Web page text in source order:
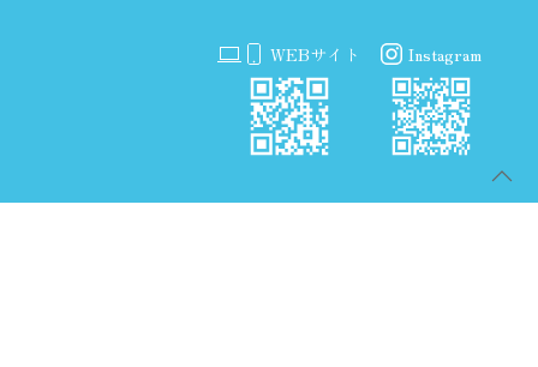
WEBサイト Instagram